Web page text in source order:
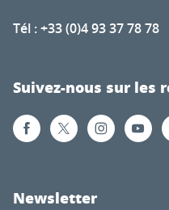
Tél : +33 (0)4 93 37 78 78
Suivez-nous sur les
Newsletter